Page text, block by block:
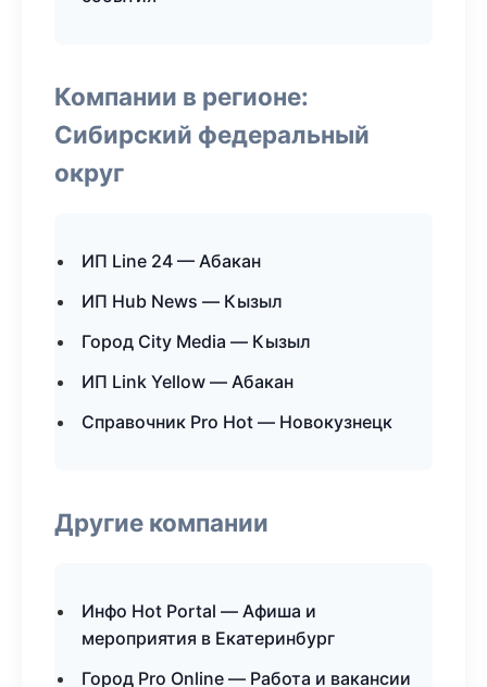
Компании в регионе:
Сибирский федеральный
округ
ИП Line 24 — Абакан
ИП Hub News — Кызыл
Город City Media — Кызыл
ИП Link Yellow — Абакан
Справочник Pro Hot — Новокузнецк
Другие компании
Инфо Hot Portal — Афиша и
мероприятия в Екатеринбург
Город Pro Online — Работа и вакансии